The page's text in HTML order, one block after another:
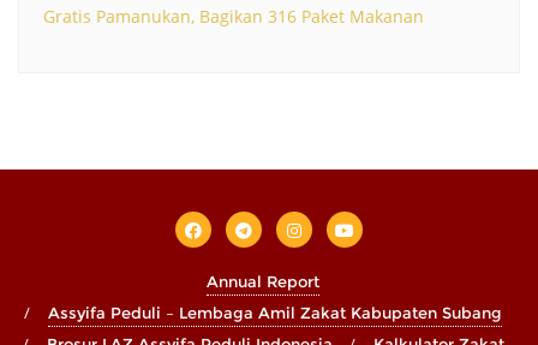
Gratis Pamanukan, Bagikan 316 Paket Makanan
Annual Report
Assyifa Peduli – Lembaga Amil Zakat Kabupaten Subang